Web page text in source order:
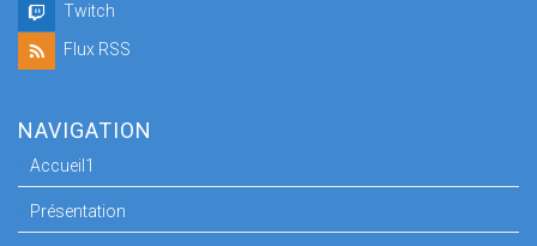
Twitch
Flux RSS
NAVIGATION
Accueil1
Présentation